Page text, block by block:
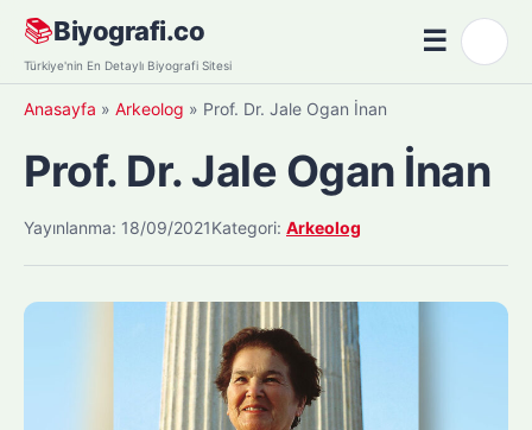
Skip
content
📚Biyografi.co
Türkiye'nin En Detaylı Biyografi Sitesi
☰Menü
Anasayfa » Arkeolog » Prof. Dr. Jale Ogan İnan
Prof. Dr. Jale Ogan İnan
Yayınlanma: 18/09/2021Kategori: Arkeolog